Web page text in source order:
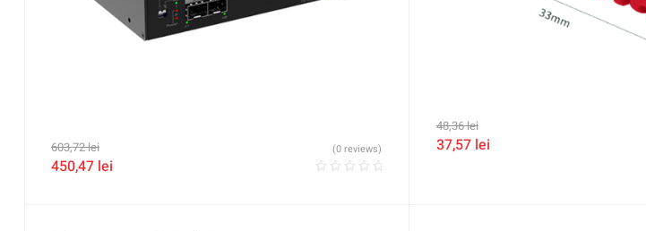
603,72lei
450,47 lei
(0 reviews)
48,36lei
37,57 lei